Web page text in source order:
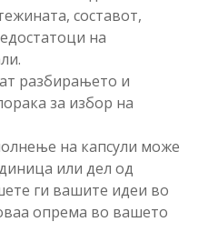
составот,
на
разбирањето и
за избор на
на капсули може
или дел од
ги вашите идеи во
опрема во вашето